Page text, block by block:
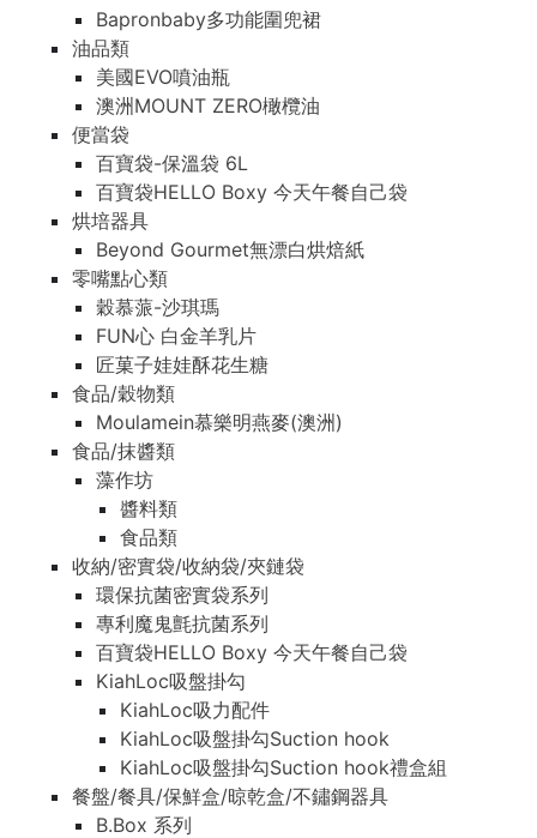
Bapronbaby多功能圍兜裙
油品類
美國EVO噴油瓶
澳洲MOUNT ZERO橄欖油
便當袋
百寶袋-保溫袋 6L
百寶袋HELLO Boxy 今天午餐自己袋
烘培器具
Beyond Gourmet無漂白烘焙紙
零嘴點心類
穀慕蒎-沙琪瑪
FUN心 白金羊乳片
匠菓子娃娃酥花生糖
食品/穀物類
Moulamein慕樂明燕麥(澳洲)
食品/抹醬類
藻作坊
醬料類
食品類
收納/密實袋/收納袋/夾鏈袋
環保抗菌密實袋系列
專利魔鬼氈抗菌系列
百寶袋HELLO Boxy 今天午餐自己袋
KiahLoc吸盤掛勾
KiahLoc吸力配件
KiahLoc吸盤掛勾Suction hook
KiahLoc吸盤掛勾Suction hook禮盒組
餐盤/餐具/保鮮盒/晾乾盒/不鏽鋼器具
B.Box 系列